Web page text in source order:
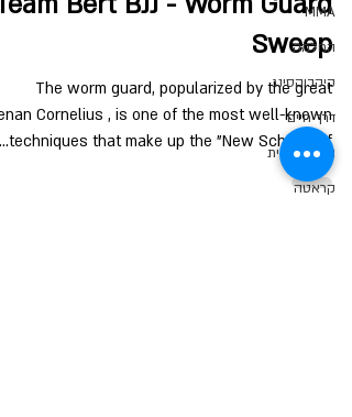
MMA
החלמה
קיקבוקסינג
דרך חיים
הגנה עצמית
קראטה
Sweep
The worm guard, popularized by the great
Cornelius , is one of the most well-known
techniques that make up the "New School" of...